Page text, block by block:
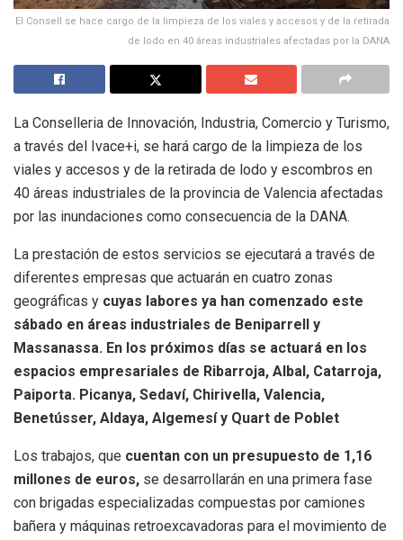
El Consell se hace cargo de la limpieza de los viales y accesos y de la retirada
de lodo en 40 áreas industriales afectadas por la DANA
La Conselleria de Innovación, Industria, Comercio y Turismo,
a través del Ivace+i, se hará cargo de la limpieza de los
viales y accesos y de la retirada de lodo y escombros en
40 áreas industriales de la provincia de Valencia afectadas
por las inundaciones como consecuencia de la DANA.
La prestación de estos servicios se ejecutará a través de
diferentes empresas que actuarán en cuatro zonas
geográficas y cuyas labores ya han comenzado este
sábado en áreas industriales de Beniparrell y
Massanassa. En los próximos días se actuará en los
espacios empresariales de Ribarroja, Albal, Catarroja,
Paiporta. Picanya, Sedaví, Chirivella, Valencia,
Benetússer, Aldaya, Algemesí y Quart de Poblet
Los trabajos, que cuentan con un presupuesto de 1,16
millones de euros, se desarrollarán en una primera fase
con brigadas especializadas compuestas por camiones
bañera y máquinas retroexcavadoras para el movimiento de